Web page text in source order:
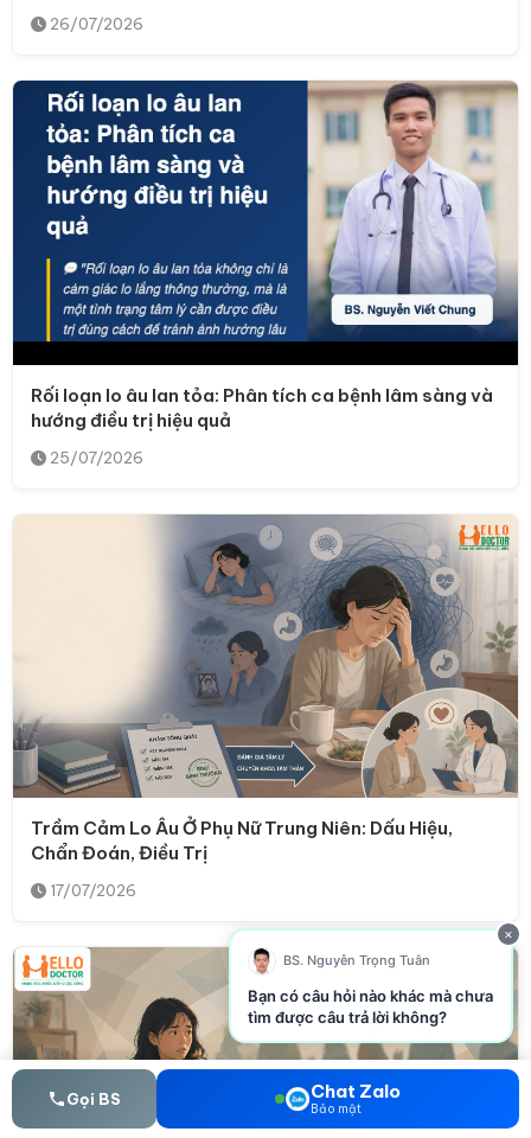
26/07/2026
Rối loạn lo âu lan tỏa: Phân tích ca bệnh lâm sàng và
hướng điều trị hiệu quả
25/07/2026
Trầm Cảm Lo Âu Ở Phụ Nữ Trung Niên: Dấu Hiệu,
Chẩn Đoán, Điều Trị
17/07/2026
×
BS. Nguyễn Trọng Tuân
Bạn có câu hỏi nào khác mà chưa
tìm được câu trả lời không?
Gọi BS Chat Zalo
Bảo mật